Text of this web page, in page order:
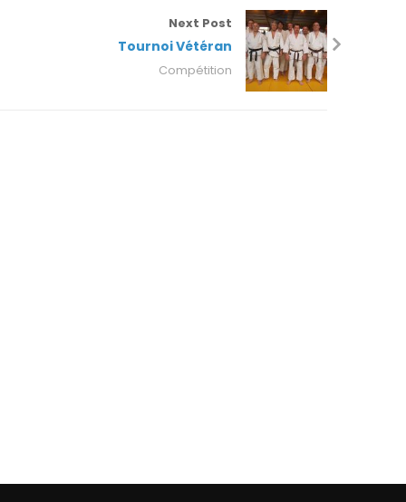
Next Post
Tournoi Vétéran
Compétition